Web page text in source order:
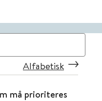
Alfabetisk
må prioriteres